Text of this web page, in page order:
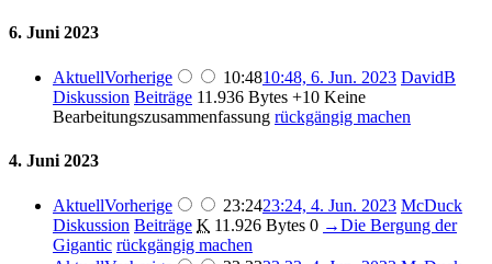
6. Juni 2023
AktuellVorherige 10:4810:48, 6. Jun. 2023 DavidB
Diskussion Beiträge 11.936 Bytes +10 Keine
Bearbeitungszusammenfassung rückgängig machen
4. Juni 2023
AktuellVorherige 23:2423:24, 4. Jun. 2023 McDuck
Diskussion Beiträge K 11.926 Bytes 0 →Die Bergung der
Gigantic rückgängig machen